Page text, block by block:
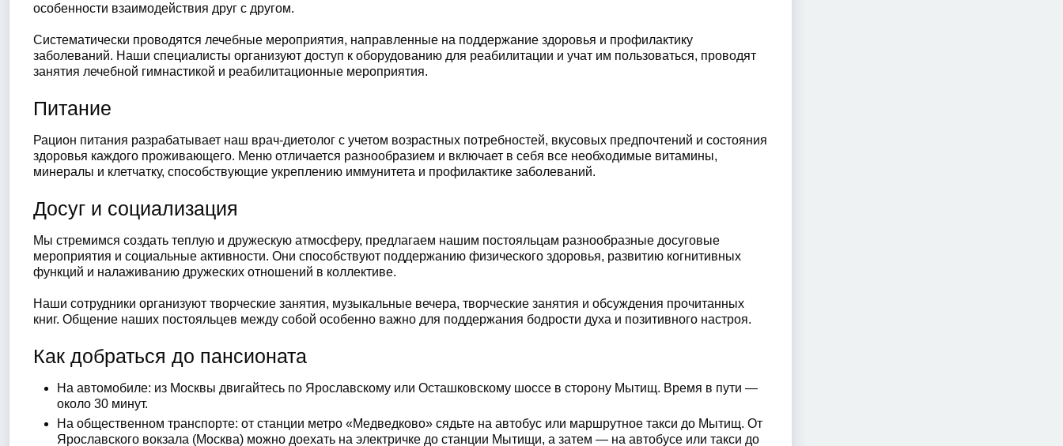
особенности взаимодействия друг с другом.
Систематически проводятся лечебные мероприятия, направленные на поддержание здоровья и профилактику
заболеваний. Наши специалисты организуют доступ к оборудованию для реабилитации и учат им пользоваться, проводят
занятия лечебной гимнастикой и реабилитационные мероприятия.
Питание
Рацион питания разрабатывает наш врач-диетолог с учетом возрастных потребностей, вкусовых предпочтений и состояния
здоровья каждого проживающего. Меню отличается разнообразием и включает в себя все необходимые витамины,
минералы и клетчатку, способствующие укреплению иммунитета и профилактике заболеваний.
Досуг и социализация
Мы стремимся создать теплую и дружескую атмосферу, предлагаем нашим постояльцам разнообразные досуговые
мероприятия и социальные активности. Они способствуют поддержанию физического здоровья, развитию когнитивных
функций и налаживанию дружеских отношений в коллективе.
Наши сотрудники организуют творческие занятия, музыкальные вечера, творческие занятия и обсуждения прочитанных
книг. Общение наших постояльцев между собой особенно важно для поддержания бодрости духа и позитивного настроя.
Как добраться до пансионата
На автомобиле: из Москвы двигайтесь по Ярославскому или Осташковскому шоссе в сторону Мытищ. Время в пути —
около 30 минут.
На общественном транспорте: от станции метро «Медведково» сядьте на автобус или маршрутное такси до Мытищ. От
Ярославского вокзала (Москва) можно доехать на электричке до станции Мытищи, а затем — на автобусе или такси до